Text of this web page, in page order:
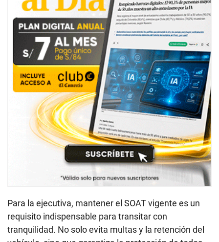
Para la ejecutiva, mantener el SOAT vigente es un
requisito indispensable para transitar con
tranquilidad. No solo evita multas y la retención del